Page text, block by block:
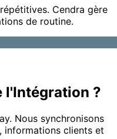
Cendra gère
de routine.
l'Intégration ?
Nous synchronisons
informations clients et